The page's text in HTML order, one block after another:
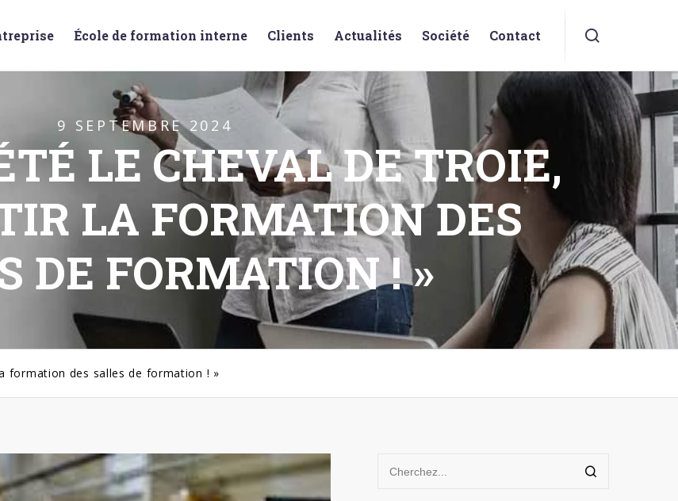
École de formation interne Clients Actualités Société Contact
9 SEPTEMBRE 2024
LE CHEVAL DE TROIE,
LA FORMATION DES
DE FORMATION ! »
formation des salles de formation ! »